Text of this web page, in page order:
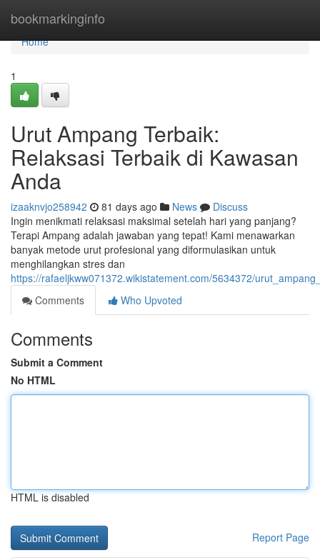
bookmarkinginfo
Home
Home
1
Urut Ampang Terbaik:
Relaksasi Terbaik di Kawasan
Anda
izaaknvjo258942 81 days ago News
Discuss
Ingin menikmati relaksasi maksimal setelah hari yang panjang?
Terapi Ampang adalah jawaban yang tepat! Kami menawarkan
banyak metode urut profesional yang diformulasikan untuk
menghilangkan stres dan
https://rafaeljkww071372.wikistatement.com/5634372/
Comments
Who Upvoted
Comments
Submit a Comment
No HTML
HTML is disabled
Report Page